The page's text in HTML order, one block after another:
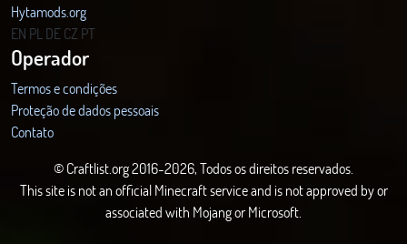
Hytamods.org
EN PL DECZ PT
Operador
Termos e condições
Proteção de dados pessoais
Contato
© Craftlist.org 2016-2026, Todos os direitos reservados.
This site is not an official Minecraft service and is not approved by or
associated with Mojang or Microsoft.